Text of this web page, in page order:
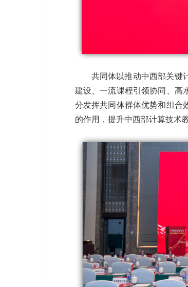
共同体以推动中西部关键
建设、一流课程引领协同、高
分发挥共同体群体优势和组合
的作用，提升中西部计算技术